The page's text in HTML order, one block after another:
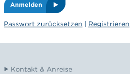
Anmelden
Passwort zurücksetzen| Registrieren
Kontakt & Anreise